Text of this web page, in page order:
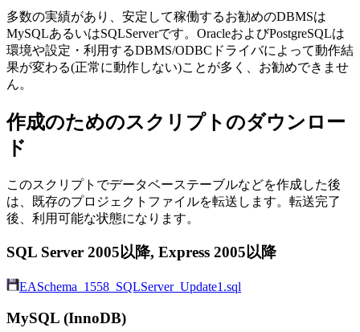
多数の実績があり、安定して稼働するお勧めのDBMSは
MySQLあるいはSQLServerです。OracleおよびPostgreSQLは
環境や設定・利用するDBMS/ODBCドライバによって動作結
果が変わる(正常に動作しない)ことが多く、お勧めできませ
ん。
作成のためのスクリプトのダウンロー
ド
このスクリプトでデータベーステーブルなどを作成した後
は、既存のプロジェクトファイルを転送します。転送完了
後、利用可能な状態になります。
SQL Server 2005以降, Express 2005以降
EASchema_1558_SQLServer_Update1.sql
MySQL (InnoDB)